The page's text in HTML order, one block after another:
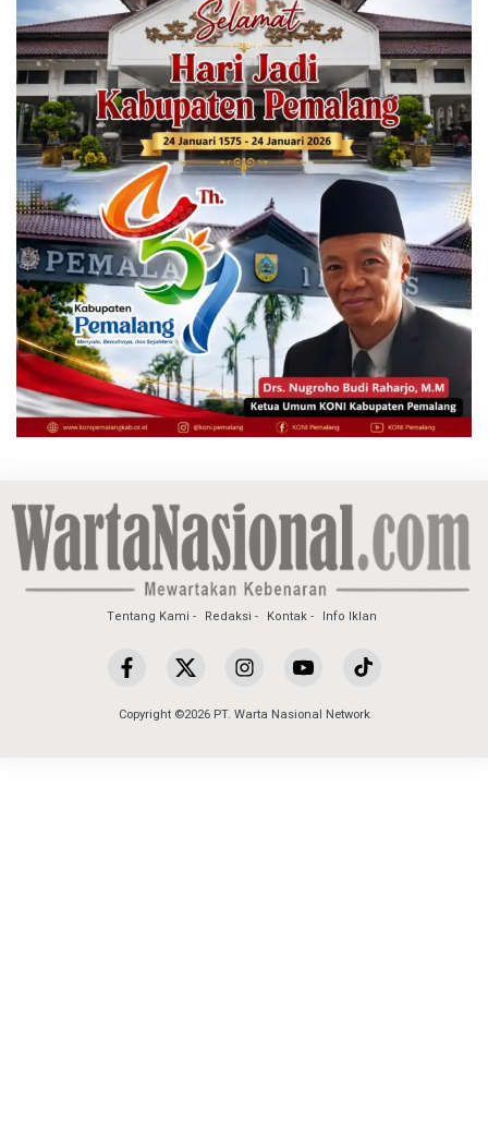
Tentang Kami Redaksi Kontak Info Iklan
Copyright ©2026 PT. Warta Nasional Network